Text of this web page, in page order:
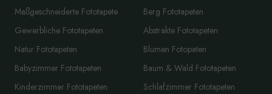
Maßgeschneiderte Fototapete
Gewerbliche Fototapeten
Natur Fototapeten
Babyzimmer Fototapeten
Kinderzimmer Fototapeten
Berg Fototapeten
Abstrakte Fototapeten
Blumen Fotopaten
Baum & Wald Fototapeten
Schlafzimmer Fototapeten